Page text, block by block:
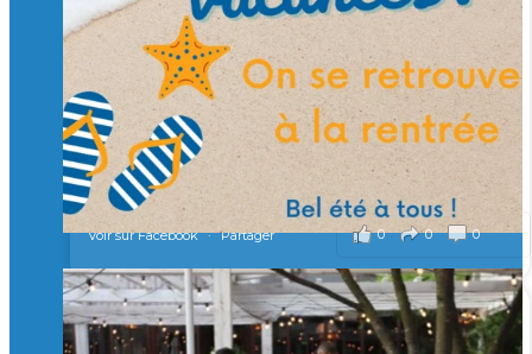
Merci à tous !
🎯 Taxe d’apprentissage 2026 : avec l'Isep, investissez pour
un numérique au service de l'humain !
À l’Isep, nous formons des ingénieurs, des bachelors, des
Mastères Spécialisés, qui allient excellence technologique et
valeurs humaines, au cœur de notre pro
...Voir plus
il y a 2 mois
0 0 0
Voir sur Facebook · Partager
🚀Afterwork à Genève 🚀